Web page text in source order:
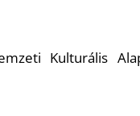
Kulturális